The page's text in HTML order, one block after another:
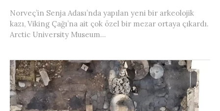
Norveç’in Senja Adası’nda yapılan yeni bir arkeolojik
kazı, Viking Çağı’na ait çok özel bir mezar ortaya çıkardı.
Arctic University Museum...